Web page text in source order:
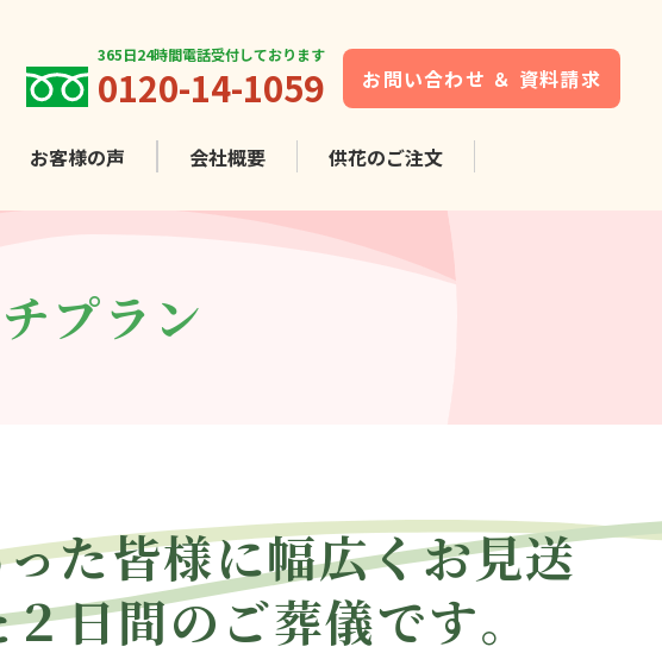
365日24時間電話受付しております
0120-14-1059 お問い合わせ ＆ 資料請求
お客様の声 会社概要 供花のご注文
プラン
た皆様に幅広くお見送
日間のご葬儀です。